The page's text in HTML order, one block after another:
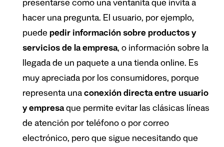
presentarse como una ventanita que invita a
hacer una pregunta. El usuario, por ejemplo,
puede pedir información sobre productos y
servicios de la empresa, o información sobre la
llegada de un paquete a una tienda online. Es
muy apreciada por los consumidores, porque
representa una conexión directa entre usuario
y empresaque permite evitar las clásicas líneas
de atención por teléfono o por correo
electrónico, pero que sigue necesitando que